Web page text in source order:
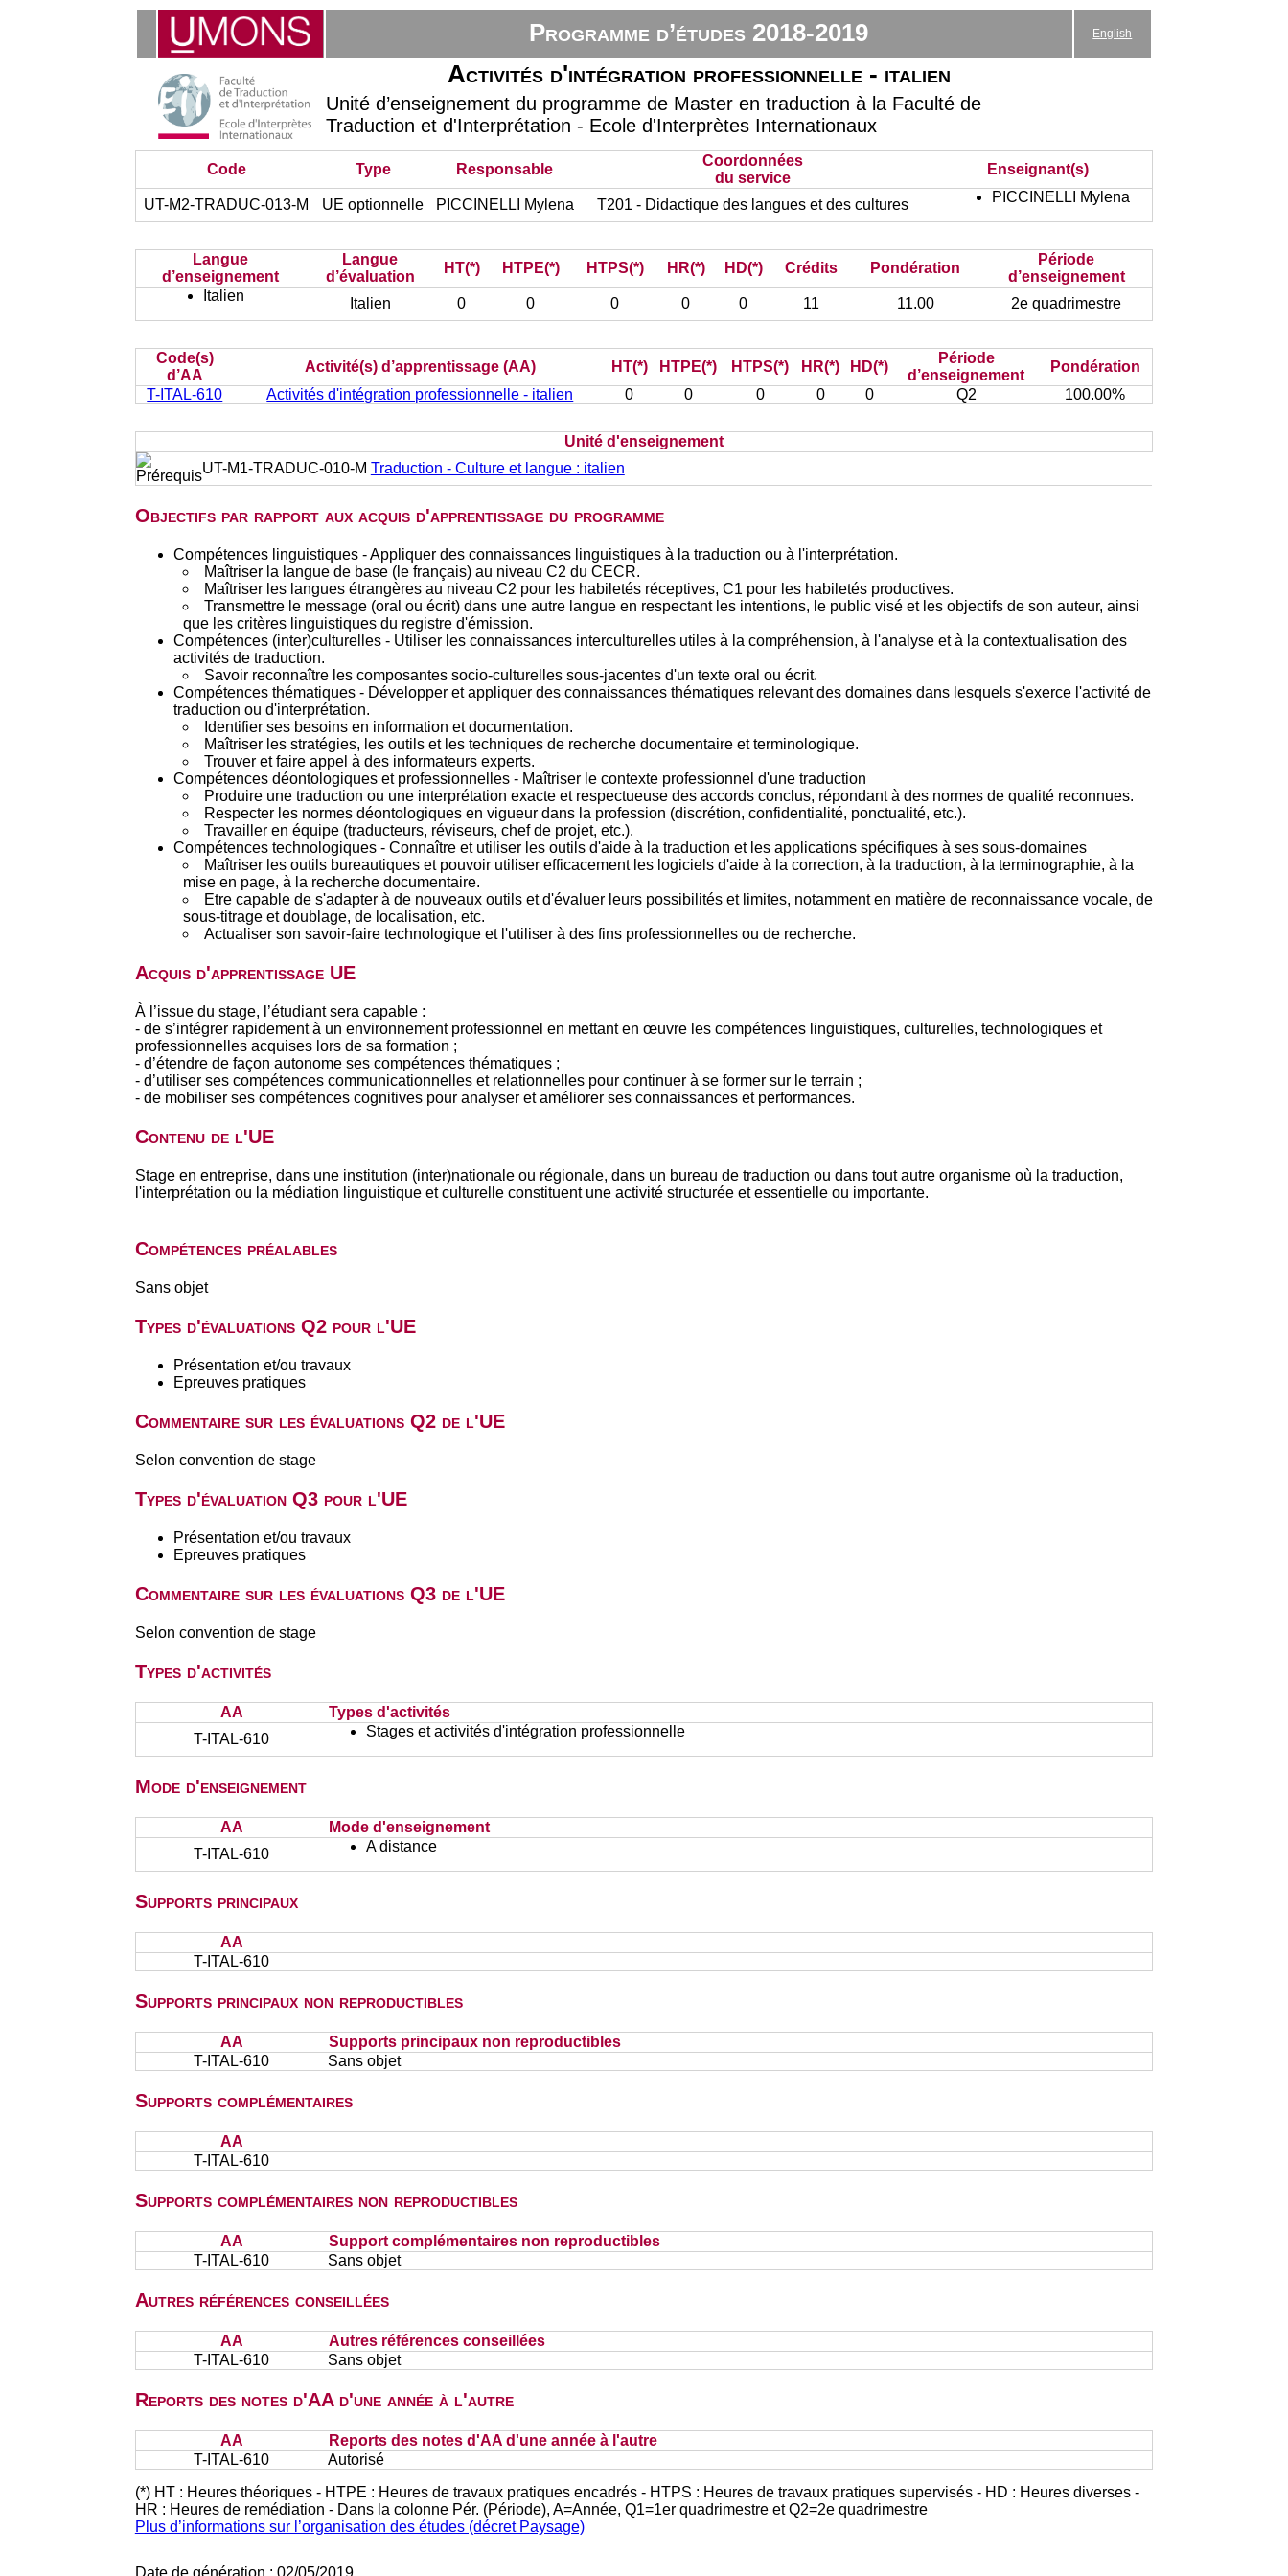
Programme d’études 2018-2019 English
Activités d'intégration professionnelle - italien
Unité d’enseignement du programme de Master en traduction à la Faculté de
Traduction et d'Interprétation - Ecole d'Interprètes Internationaux
Code Type Responsable
Coordonnées
du service
Enseignant(s)
UT-M2-TRADUC-013-M UE optionnelle PICCINELLI Mylena T201 - Didactique des langues et des cultures PICCINELLI Mylena
Langue
d’enseignement
Langue
d’évaluation
HT(*) HTPE(*) HTPS(*) HR(*) HD(*) Crédits Pondération
Période
d’enseignement
Italien
Italien 0 0 0 0 0 11 11.00 2e quadrimestre
Code(s)
d’AA
Activité(s) d’apprentissage (AA) HT(*) HTPE(*) HTPS(*) HR(*) HD(*)
Période
d’enseignement
Pondération
T-ITAL-610
Activités d'intégration professionnelle - italien 0 0 0 0 0 Q2 100.00%
Unité d'enseignement
UT-M1-TRADUC-010-M Traduction - Culture et langue : italien
Objectifs par rapport aux acquis d'apprentissage du programme
Compétences linguistiques - Appliquer des connaissances linguistiques à la traduction ou à l'interprétation.
Maîtriser la langue de base (le français) au niveau C2 du CECR.
Maîtriser les langues étrangères au niveau C2 pour les habiletés réceptives, C1 pour les habiletés productives.
Transmettre le message (oral ou écrit) dans une autre langue en respectant les intentions, le public visé et les objectifs de son auteur, ainsi
que les critères linguistiques du registre d'émission.
Compétences (inter)culturelles - Utiliser les connaissances interculturelles utiles à la compréhension, à l'analyse et à la contextualisation des
activités de traduction.
Savoir reconnaître les composantes socio-culturelles sous-jacentes d'un texte oral ou écrit.
Compétences thématiques - Développer et appliquer des connaissances thématiques relevant des domaines dans lesquels s'exerce l'activité de
traduction ou d'interprétation.
Identifier ses besoins en information et documentation.
Maîtriser les stratégies, les outils et les techniques de recherche documentaire et terminologique.
Trouver et faire appel à des informateurs experts.
Compétences déontologiques et professionnelles - Maîtriser le contexte professionnel d'une traduction
Produire une traduction ou une interprétation exacte et respectueuse des accords conclus, répondant à des normes de qualité reconnues.
Respecter les normes déontologiques en vigueur dans la profession (discrétion, confidentialité, ponctualité, etc.).
Travailler en équipe (traducteurs, réviseurs, chef de projet, etc.).
Compétences technologiques - Connaître et utiliser les outils d'aide à la traduction et les applications spécifiques à ses sous-domaines
Maîtriser les outils bureautiques et pouvoir utiliser efficacement les logiciels d'aide à la correction, à la traduction, à la terminographie, à la
mise en page, à la recherche documentaire.
Etre capable de s'adapter à de nouveaux outils et d'évaluer leurs possibilités et limites, notamment en matière de reconnaissance vocale, de
sous-titrage et doublage, de localisation, etc.
Actualiser son savoir-faire technologique et l'utiliser à des fins professionnelles ou de recherche.
Acquis d'apprentissage UE
À l’issue du stage, l’étudiant sera capable :
- de s’intégrer rapidement à un environnement professionnel en mettant en œuvre les compétences linguistiques, culturelles, technologiques et
professionnelles acquises lors de sa formation ;
- d’étendre de façon autonome ses compétences thématiques ;
- d’utiliser ses compétences communicationnelles et relationnelles pour continuer à se former sur le terrain ;
- de mobiliser ses compétences cognitives pour analyser et améliorer ses connaissances et performances.
Contenu de l'UE
Stage en entreprise, dans une institution (inter)nationale ou régionale, dans un bureau de traduction ou dans tout autre organisme où la traduction,
l'interprétation ou la médiation linguistique et culturelle constituent une activité structurée et essentielle ou importante.
Compétences préalables
Sans objet
Types d'évaluations Q2 pour l'UE
Présentation et/ou travaux
Epreuves pratiques
Commentaire sur les évaluations Q2 de l'UE
Selon convention de stage
Types d'évaluation Q3 pour l'UE
Présentation et/ou travaux
Epreuves pratiques
Commentaire sur les évaluations Q3 de l'UE
Selon convention de stage
Types d'activités
AA
Types d'activités
T-ITAL-610
Stages et activités d'intégration professionnelle
Mode d'enseignement
AA
Mode d'enseignement
T-ITAL-610
A distance
Supports principaux
AA
T-ITAL-610
Supports principaux non reproductibles
AA
Supports principaux non reproductibles
T-ITAL-610
Sans objet
Supports complémentaires
AA
T-ITAL-610
Supports complémentaires non reproductibles
AA
Support complémentaires non reproductibles
T-ITAL-610
Sans objet
Autres références conseillées
AA
Autres références conseillées
T-ITAL-610
Sans objet
Reports des notes d'AA d'une année à l'autre
AA
Reports des notes d'AA d'une année à l'autre
T-ITAL-610
Autorisé
(*) HT : Heures théoriques - HTPE : Heures de travaux pratiques encadrés - HTPS : Heures de travaux pratiques supervisés - HD : Heures diverses -
HR : Heures de remédiation - Dans la colonne Pér. (Période), A=Année, Q1=1er quadrimestre et Q2=2e quadrimestre
Plus d’informations sur l’organisation des études (décret Paysage)
Date de génération : 02/05/2019